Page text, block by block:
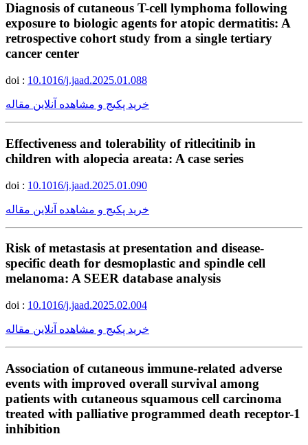
Diagnosis of cutaneous T-cell lymphoma following
exposure to biologic agents for atopic dermatitis: A
retrospective cohort study from a single tertiary
cancer center
doi : 10.1016/j.jaad.2025.01.088
خرید پکیج و مشاهده آنلاین مقاله
Effectiveness and tolerability of ritlecitinib in
children with alopecia areata: A case series
doi : 10.1016/j.jaad.2025.01.090
خرید پکیج و مشاهده آنلاین مقاله
Risk of metastasis at presentation and disease-
specific death for desmoplastic and spindle cell
melanoma: A SEER database analysis
doi : 10.1016/j.jaad.2025.02.004
خرید پکیج و مشاهده آنلاین مقاله
Association of cutaneous immune-related adverse
events with improved overall survival among
patients with cutaneous squamous cell carcinoma
treated with palliative programmed death receptor-1
inhibition